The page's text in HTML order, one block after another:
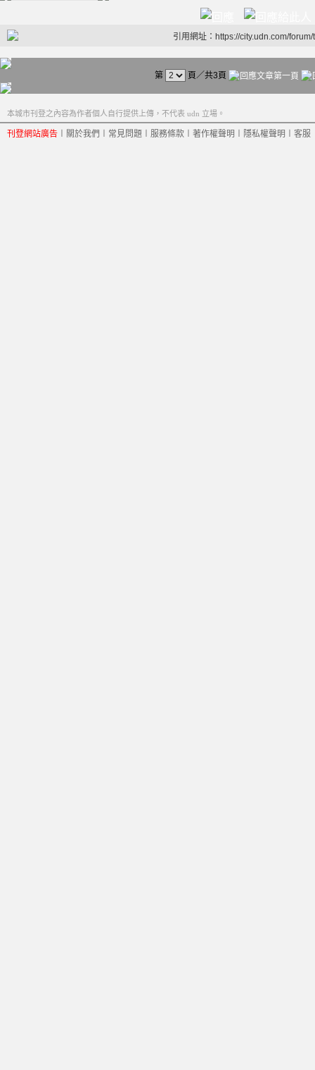
引用網址：https://city.udn.com/
第 頁／共3頁
本城市刊登之內容為作者個人自行提供上傳，不代表 udn 立場。
刊登網站廣告 關於我們 常見問題 服務條款 著作權聲明 隱私權聲明 客服